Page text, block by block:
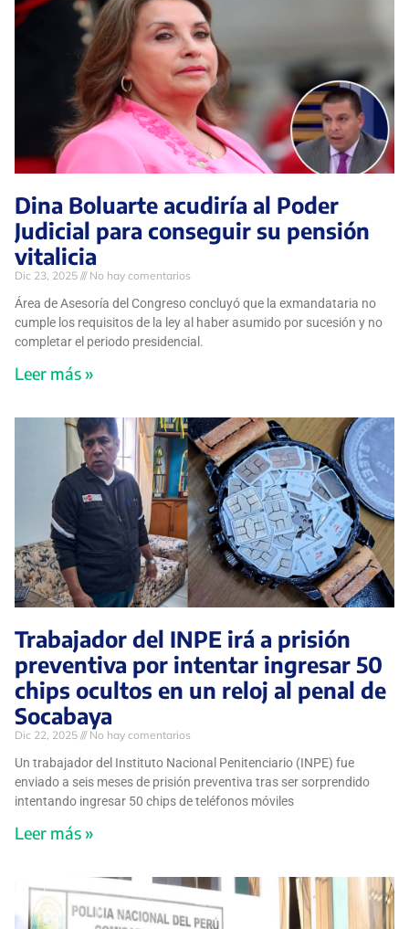
Dina Boluarte acudiría al Poder
Judicial para conseguir su pensión
vitalicia
Dic 23, 2025 No hay comentarios
Área de Asesoría del Congreso concluyó que la exmandataria no
cumple los requisitos de la ley al haber asumido por sucesión y no
completar el periodo presidencial.
Leer más »
Trabajador del INPE irá a prisión
preventiva por intentar ingresar 50
chips ocultos en un reloj al penal de
Socabaya
Dic 22, 2025 No hay comentarios
Un trabajador del Instituto Nacional Penitenciario (INPE) fue
enviado a seis meses de prisión preventiva tras ser sorprendido
intentando ingresar 50 chips de teléfonos móviles
Leer más »